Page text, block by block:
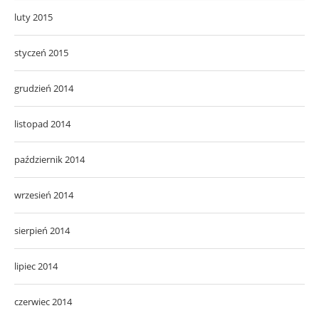
luty 2015
styczeń 2015
grudzień 2014
listopad 2014
październik 2014
wrzesień 2014
sierpień 2014
lipiec 2014
czerwiec 2014